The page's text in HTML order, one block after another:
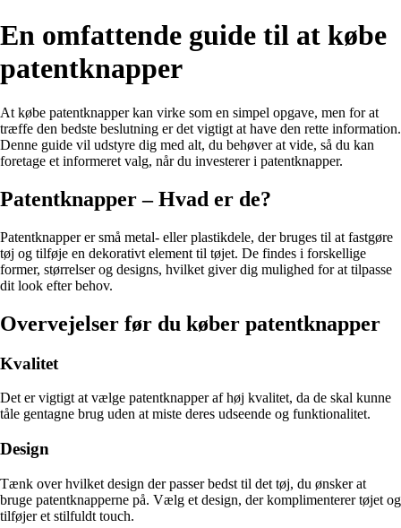
En omfattende guide til at købe
patentknapper
At købe patentknapper kan virke som en simpel opgave, men for at
træffe den bedste beslutning er det vigtigt at have den rette information.
Denne guide vil udstyre dig med alt, du behøver at vide, så du kan
foretage et informeret valg, når du investerer i patentknapper.
Patentknapper – Hvad er de?
Patentknapper er små metal- eller plastikdele, der bruges til at fastgøre
tøj og tilføje en dekorativt element til tøjet. De findes i forskellige
former, størrelser og designs, hvilket giver dig mulighed for at tilpasse
dit look efter behov.
Overvejelser før du køber patentknapper
Kvalitet
Det er vigtigt at vælge patentknapper af høj kvalitet, da de skal kunne
tåle gentagne brug uden at miste deres udseende og funktionalitet.
Design
Tænk over hvilket design der passer bedst til det tøj, du ønsker at
bruge patentknapperne på. Vælg et design, der komplimenterer tøjet og
tilføjer et stilfuldt touch.